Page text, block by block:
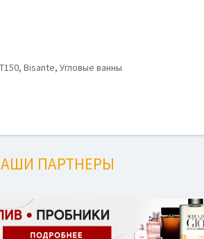
Bisante, Угловые ванны
ПАРТНЕРЫ